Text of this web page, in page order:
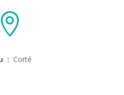

: Corté